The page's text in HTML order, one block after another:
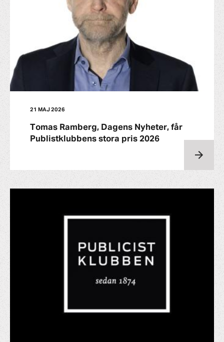
21 MAJ 2026
Tomas Ramberg, Dagens Nyheter, får
Publistklubbens stora pris 2026